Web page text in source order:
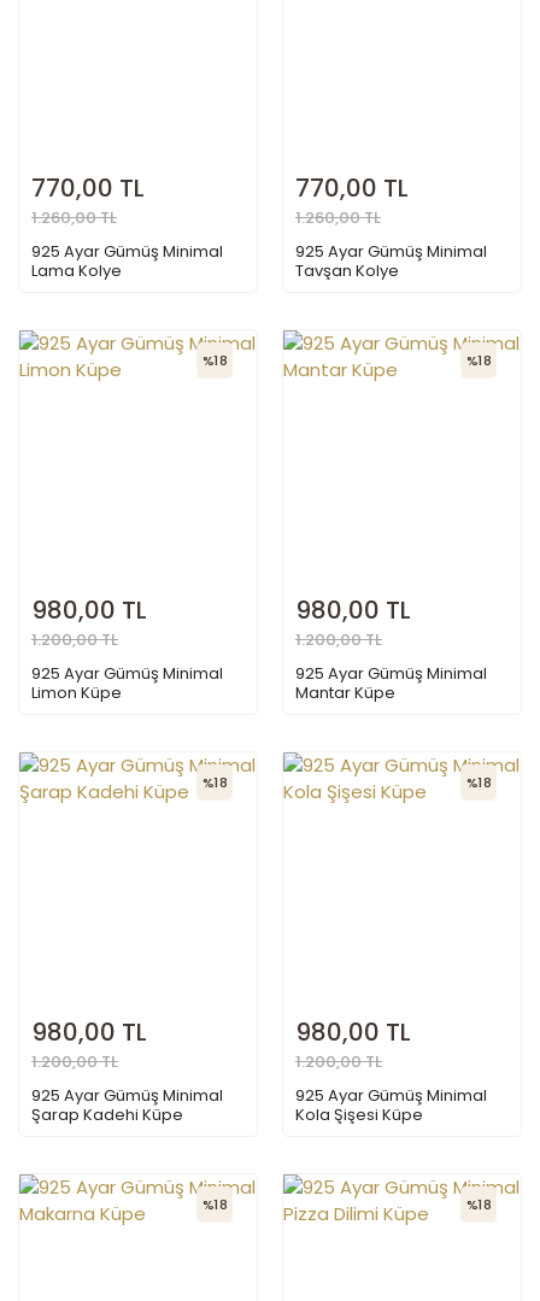
770,00 TL
1.260,00 TL
925 Ayar Gümüş Minimal
Lama Kolye
770,00 TL
1.260,00 TL
925 Ayar Gümüş Minimal
Tavşan Kolye
%18
980,00 TL
1.200,00 TL
925 Ayar Gümüş Minimal
Limon Küpe
%18
980,00 TL
1.200,00 TL
925 Ayar Gümüş Minimal
Mantar Küpe
%18
980,00 TL
1.200,00 TL
925 Ayar Gümüş Minimal
Şarap Kadehi Küpe
%18
980,00 TL
1.200,00 TL
925 Ayar Gümüş Minimal
Kola Şişesi Küpe
%18 %18